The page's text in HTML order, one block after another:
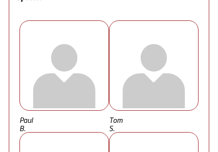
Paul
B.
Tom
S.